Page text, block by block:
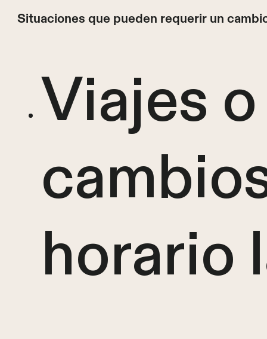
Situaciones que pueden requerir un
Viajes o
horario